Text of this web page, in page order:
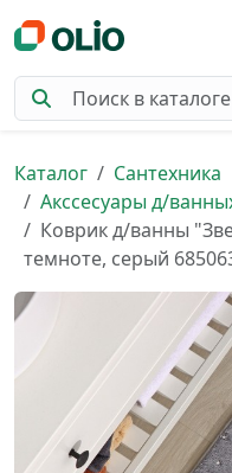
Каталог
Сантехника
Акссесуары д/
Коврик д/ванны
темноте, серый